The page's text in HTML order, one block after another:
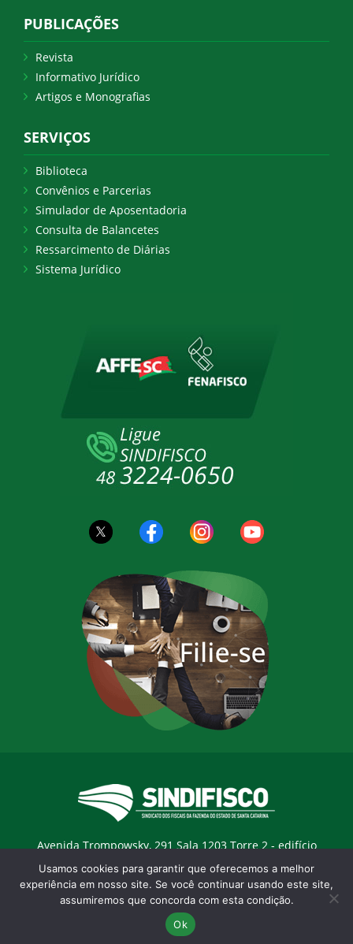
PUBLICAÇÕES
Revista
Informativo Jurídico
Artigos e Monografias
SERVIÇOS
Biblioteca
Convênios e Parcerias
Simulador de Aposentadoria
Consulta de Balancetes
Ressarcimento de Diárias
Sistema Jurídico
Avenida Trompowsky, 291 Sala 1203 Torre 2 - edifício
Trompowsky Corporate - Centro - Florianopólis / SC - CEP:
88015-300 |E-mail:sindifisco@sindifisco.org.br
Desenvolvido pelaagência Marketing Objetivo
Usamos cookies para garantir que oferecemos a melhor
experiência em nosso site. Se você continuar usando este site,
assumiremos que concorda com esta condição.
Ok